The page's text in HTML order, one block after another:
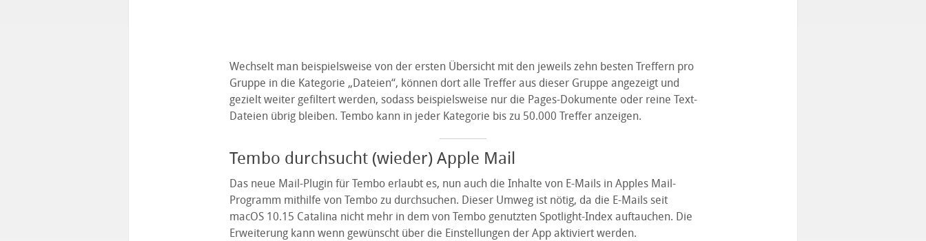
Wechselt man beispielsweise von der ersten Übersicht mit den jeweils zehn besten Treffern pro
Gruppe in die Kategorie „Dateien“, können dort alle Treffer aus dieser Gruppe angezeigt und
gezielt weiter gefiltert werden, sodass beispielsweise nur die Pages-Dokumente oder reine Text-
Dateien übrig bleiben. Tembo kann in jeder Kategorie bis zu 50.000 Treffer anzeigen.
Tembo durchsucht (wieder) Apple Mail
Das neue Mail-Plugin für Tembo erlaubt es, nun auch die Inhalte von E-Mails in Apples Mail-
Programm mithilfe von Tembo zu durchsuchen. Dieser Umweg ist nötig, da die E-Mails seit
macOS 10.15 Catalina nicht mehr in dem von Tembo genutzten Spotlight-Index auftauchen. Die
Erweiterung kann wenn gewünscht über die Einstellungen der App aktiviert werden.